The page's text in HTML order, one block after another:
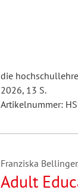
die
2026, 13 S.
Artikelnummer:
Franziska
Adult